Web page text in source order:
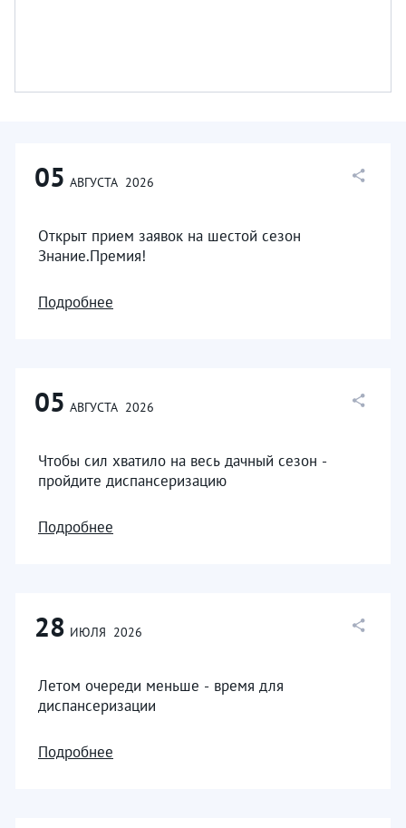
05 АВГУСТА 2026
Открыт прием заявок на шестой сезон
Знание.Премия!
Подробнее
05 АВГУСТА 2026
Чтобы сил хватило на весь дачный сезон -
пройдите диспансеризацию
Подробнее
28 ИЮЛЯ 2026
Летом очереди меньше - время для
диспансеризации
Подробнее